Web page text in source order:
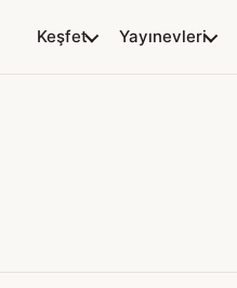
Keşfet Yayınevleri